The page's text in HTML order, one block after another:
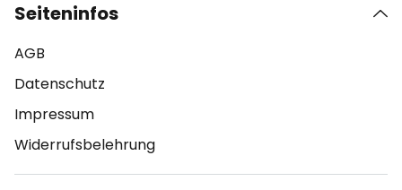
Seiteninfos
AGB
Datenschutz
Impressum
Widerrufsbelehrung